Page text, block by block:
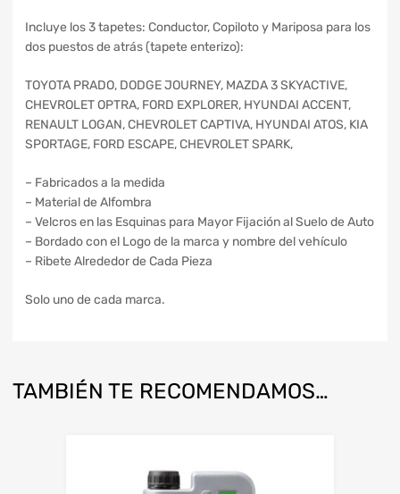
Incluye los 3 tapetes: Conductor, Copiloto y Mariposa para los
dos puestos de atrás (tapete enterizo):
TOYOTA PRADO, DODGE JOURNEY, MAZDA 3 SKYACTIVE,
CHEVROLET OPTRA, FORD EXPLORER, HYUNDAI ACCENT,
RENAULT LOGAN, CHEVROLET CAPTIVA, HYUNDAI ATOS, KIA
SPORTAGE, FORD ESCAPE, CHEVROLET SPARK,
– Fabricados a la medida
– Material de Alfombra
– Velcros en las Esquinas para Mayor Fijación al Suelo de Auto
– Bordado con el Logo de la marca y nombre del vehículo
– Ribete Alrededor de Cada Pieza
Solo uno de cada marca.
TAMBIÉN TE RECOMENDAMOS…